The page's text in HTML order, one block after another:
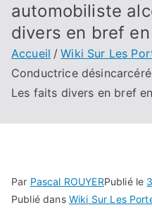
automobiliste
divers en bref
Accueil
Wiki Sur Les
Conductrice
Les faits divers en bref
Par Pascal ROUYERPublié le
Publié dans Wiki Sur Les